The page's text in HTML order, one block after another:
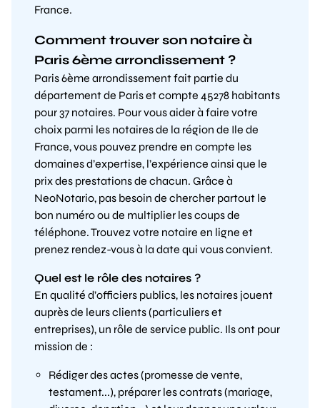
France.
Comment trouver son notaire à
Paris 6ème arrondissement ?
Paris 6ème arrondissement fait partie du
département de Paris et compte 45278 habitants
pour 37 notaires. Pour vous aider à faire votre
choix parmi les notaires de la région de Ile de
France, vous pouvez prendre en compte les
domaines d’expertise, l’expérience ainsi que le
prix des prestations de chacun. Grâce à
NeoNotario, pas besoin de chercher partout le
bon numéro ou de multiplier les coups de
téléphone. Trouvez votre notaire en ligne et
prenez rendez-vous à la date qui vous convient.
Quel est le rôle des notaires ?
En qualité d’officiers publics, les notaires jouent
auprès de leurs clients (particuliers et
entreprises), un rôle de service public. Ils ont pour
mission de :
Rédiger des actes (promesse de vente,
testament...), préparer les contrats (mariage,